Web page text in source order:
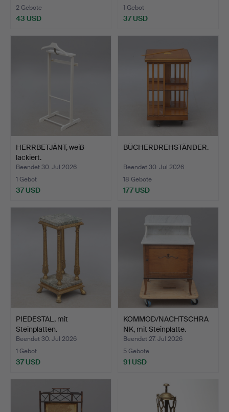
2 Gebote
43 USD
1 Gebot
37 USD
HERRBETJÄNT, weiß
lackiert.
Beendet 30. Jul 2026
1 Gebot
37 USD
BÜCHERDREHSTÄNDER.
Beendet 30. Jul 2026
18 Gebote
177 USD
PIEDESTAL, mit
Steinplatten.
Beendet 30. Jul 2026
1 Gebot
37 USD
KOMMOD/NACHTSCHRA
NK, mit Steinplatte.
Beendet 27. Jul 2026
5 Gebote
91 USD